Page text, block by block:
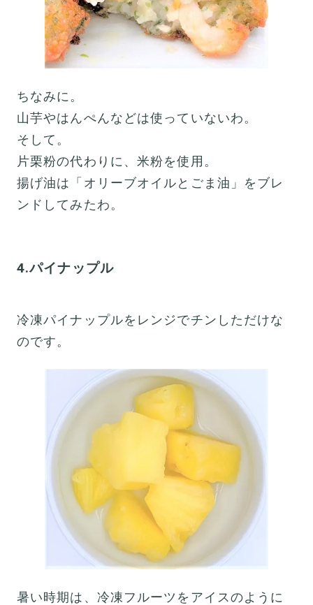
ちなみに。
山芋やはんぺんなどは使っていないわ。
そして。
片栗粉の代わりに、米粉を使用。
揚げ油は「オリーブオイルとごま油」をブレ
ンドしてみたわ。
4.パイナップル
冷凍パイナップルをレンジでチンしただけな
のです。
暑い時期は、冷凍フルーツをアイスのように